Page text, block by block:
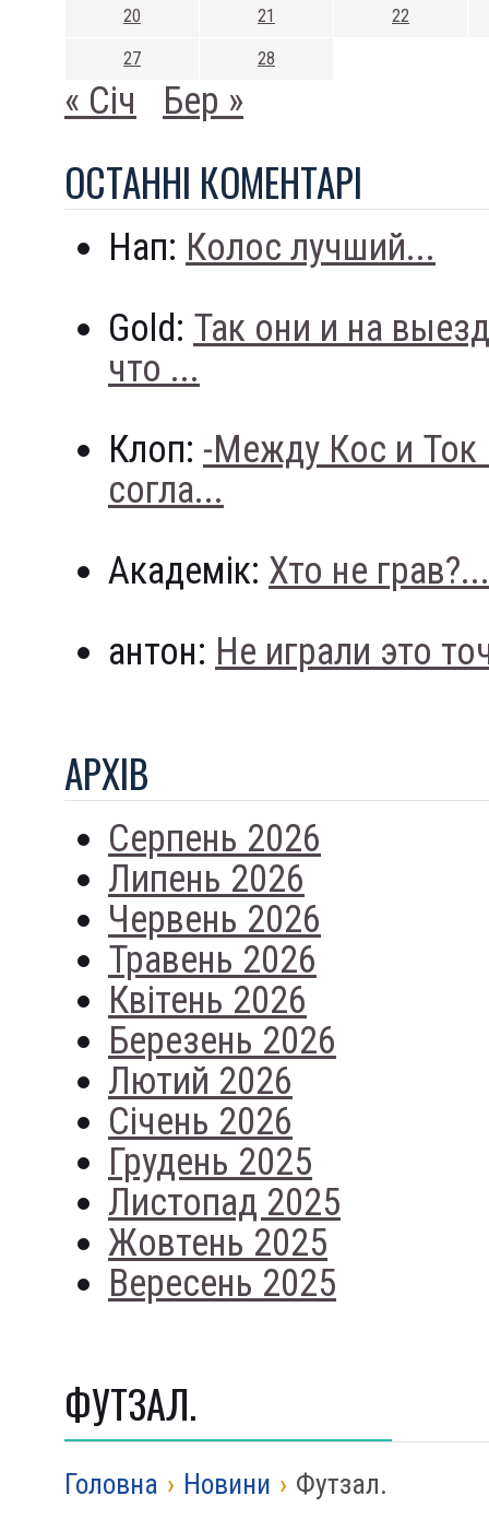
20 21 22
27 28
« Січ Бер »
ОСТАННI КОМЕНТАРI
Нап: Колос лучший...
Gold: Так они и на
что ...
Клоп: -Между Кос и
согла...
Академік: Хто не грав?...
антон: Не играли это
АРХIВ
Серпень 2026
Липень 2026
Червень 2026
Травень 2026
Квітень 2026
Березень 2026
Лютий 2026
Січень 2026
Грудень 2025
Листопад 2025
Жовтень 2025
Вересень 2025
ФУТЗАЛ.
Головна › Новини › Футзал.